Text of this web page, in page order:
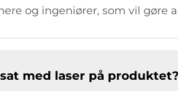
og ingeniører, som vil gøre
med laser på produktet?